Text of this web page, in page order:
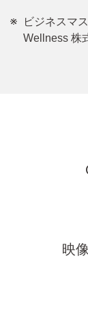
ビジネスマ
Wellness 株
映